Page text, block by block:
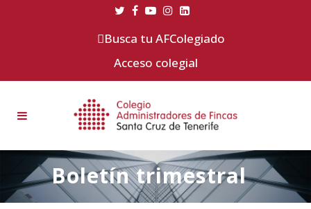
Busca tu AFColegiado
Acceso colegial
Boletín trimestral